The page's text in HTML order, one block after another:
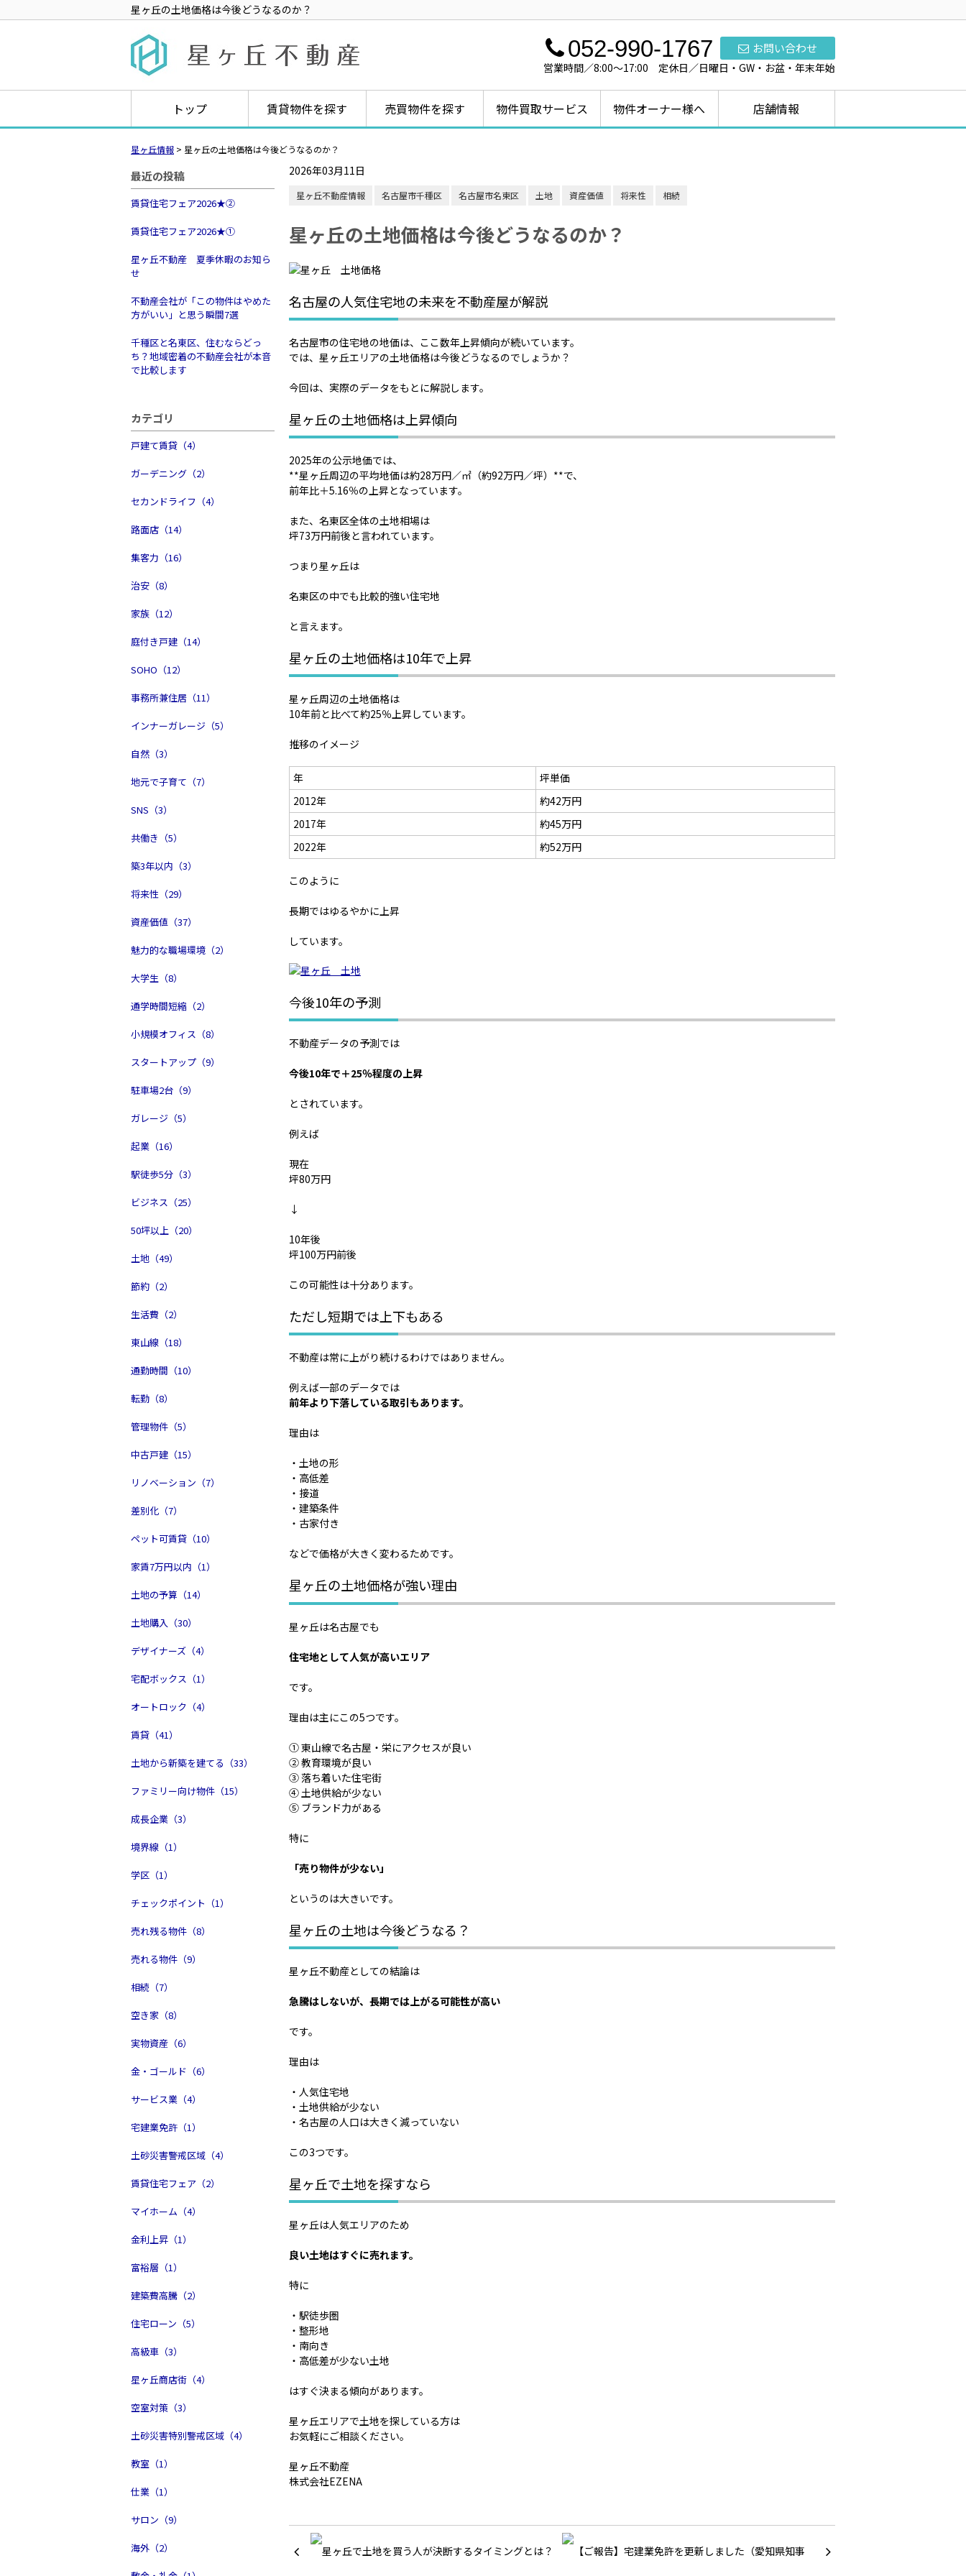
星ヶ丘の土地価格は今後どうなるのか？
お問い合わせ
052-990-1767
営業時間／8:00～17:00 定休日／日曜日・GW・お盆・年末年始
トップ 賃貸物件を探す 売買物件を探す 物件買取サービス 物件オーナー様へ 店舗情報
星ヶ丘情報 > 星ヶ丘の土地価格は今後どうなるのか？
最近の投稿
賃貸住宅フェア2026★➁
賃貸住宅フェア2026★①
星ヶ丘不動産 夏季休暇のお知ら
せ
不動産会社が「この物件はやめた
方がいい」と思う瞬間7選
千種区と名東区、住むならどっ
ち？地域密着の不動産会社が本音
で比較します
カテゴリ
戸建て賃貸（4）
ガーデニング（2）
セカンドライフ（4）
路面店（14）
集客力（16）
治安（8）
家族（12）
庭付き戸建（14）
SOHO（12）
事務所兼住居（11）
インナーガレージ（5）
自然（3）
地元で子育て（7）
SNS（3）
共働き（5）
築3年以内（3）
将来性（29）
資産価値（37）
魅力的な職場環境（2）
大学生（8）
通学時間短縮（2）
小規模オフィス（8）
スタートアップ（9）
駐車場2台（9）
ガレージ（5）
起業（16）
駅徒歩5分（3）
ビジネス（25）
50坪以上（20）
土地（49）
節約（2）
生活費（2）
東山線（18）
通勤時間（10）
転勤（8）
管理物件（5）
中古戸建（15）
リノベーション（7）
差別化（7）
ペット可賃貸（10）
家賃7万円以内（1）
土地の予算（14）
土地購入（30）
デザイナーズ（4）
宅配ボックス（1）
オートロック（4）
賃貸（41）
土地から新築を建てる（33）
ファミリー向け物件（15）
成長企業（3）
境界線（1）
学区（1）
チェックポイント（1）
売れ残る物件（8）
売れる物件（9）
相続（7）
空き家（8）
実物資産（6）
金・ゴールド（6）
サービス業（4）
宅建業免許（1）
土砂災害警戒区域（4）
賃貸住宅フェア（2）
マイホーム（4）
金利上昇（1）
富裕層（1）
建築費高騰（2）
住宅ローン（5）
高級車（3）
星ヶ丘商店街（4）
空室対策（3）
土砂災害特別警戒区域（4）
教室（1）
仕業（1）
サロン（9）
海外（2）
2026年03月11日
星ヶ丘不動産情報 名古屋市千種区 名古屋市名東区 土地 資産価値 将来性 相続
星ヶ丘の土地価格は今後どうなるのか？
名古屋の人気住宅地の未来を不動産屋が解説
名古屋市の住宅地の地価は、ここ数年上昇傾向が続いています。
では、星ヶ丘エリアの土地価格は今後どうなるのでしょうか？
今回は、実際のデータをもとに解説します。
星ヶ丘の土地価格は上昇傾向
2025年の公示地価では、
**星ヶ丘周辺の平均地価は約28万円／㎡（約92万円／坪）**で、
前年比＋5.16％の上昇となっています。
また、名東区全体の土地相場は
坪73万円前後と言われています。
つまり星ヶ丘は
名東区の中でも比較的強い住宅地
と言えます。
星ヶ丘の土地価格は10年で上昇
星ヶ丘周辺の土地価格は
10年前と比べて約25％上昇しています。
推移のイメージ
年
坪単価
2012年
約42万円
2017年
約45万円
2022年
約52万円
このように
長期ではゆるやかに上昇
しています。
今後10年の予測
不動産データの予測では
今後10年で＋25％程度の上昇
とされています。
例えば
現在
坪80万円
↓
10年後
坪100万円前後
この可能性は十分あります。
ただし短期では上下もある
不動産は常に上がり続けるわけではありません。
例えば一部のデータでは
前年より下落している取引もあります。
理由は
・土地の形
・高低差
・接道
・建築条件
・古家付き
などで価格が大きく変わるためです。
星ヶ丘の土地価格が強い理由
星ヶ丘は名古屋でも
住宅地として人気が高いエリア
です。
理由は主にこの5つです。
① 東山線で名古屋・栄にアクセスが良い
② 教育環境が良い
③ 落ち着いた住宅街
④ 土地供給が少ない
⑤ ブランド力がある
特に
「売り物件が少ない」
というのは大きいです。
星ヶ丘の土地は今後どうなる？
星ヶ丘不動産としての結論は
急騰はしないが、長期では上がる可能性が高い
です。
理由は
・人気住宅地
・土地供給が少ない
・名古屋の人口は大きく減っていない
この3つです。
星ヶ丘で土地を探すなら
星ヶ丘は人気エリアのため
良い土地はすぐに売れます。
特に
・駅徒歩圏
・整形地
・南向き
・高低差が少ない土地
はすぐ決まる傾向があります。
星ヶ丘エリアで土地を探している方は
お気軽にご相談ください。
星ヶ丘不動産
株式会社EZENA